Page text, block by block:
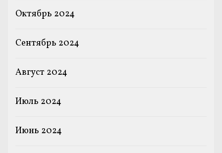
Октябрь 2024
Сентябрь 2024
Август 2024
Июль 2024
Июнь 2024